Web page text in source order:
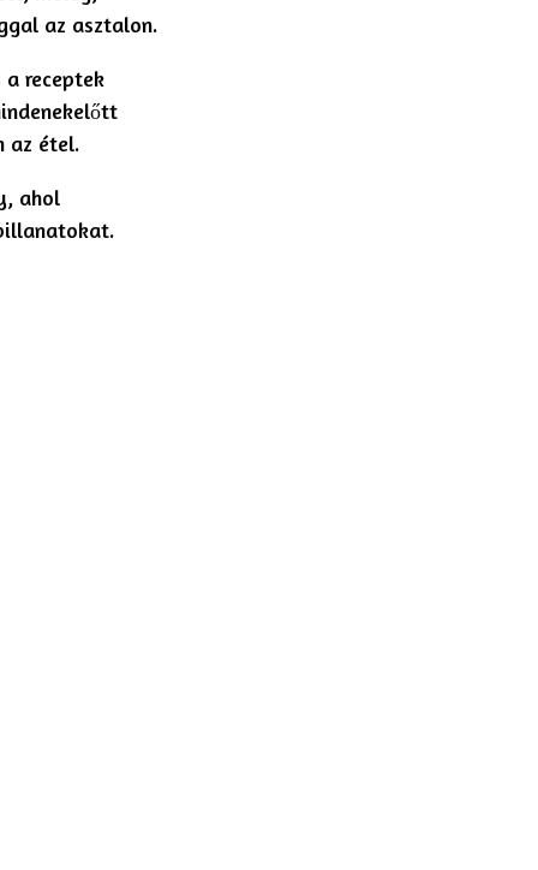
az asztalon.
receptek
az étel.
ahol